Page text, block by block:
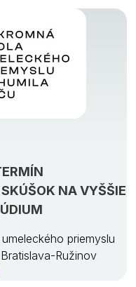
NA VYŠŠIE
priemyslu
Ružinov